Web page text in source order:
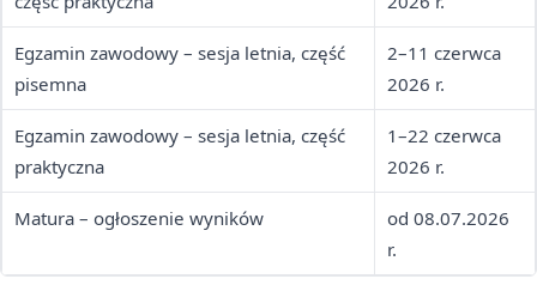
Egzamin zawodowy – sesja letnia, część
pisemna
2–11 czerwca
2026 r.
Egzamin zawodowy – sesja letnia, część
praktyczna
1–22 czerwca
2026 r.
Matura – ogłoszenie wyników
od 08.07.2026
r.